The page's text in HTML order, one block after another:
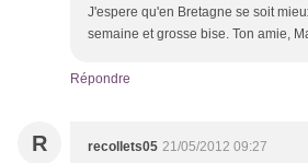
J'espere qu'en Bretagne se soit
semaine et grosse bise. Ton amie,
Répondre
R recollets05 21/05/2012 09:27